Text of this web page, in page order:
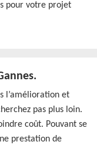
pour votre projet
l’amélioration et
pas plus loin.
coût. Pouvant se
prestation de